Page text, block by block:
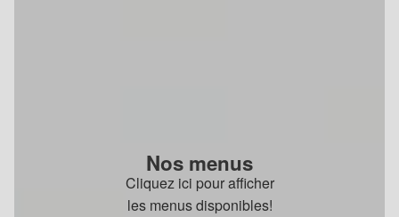
Nos menus
Cliquez ici pour afficher
les menus disponibles!